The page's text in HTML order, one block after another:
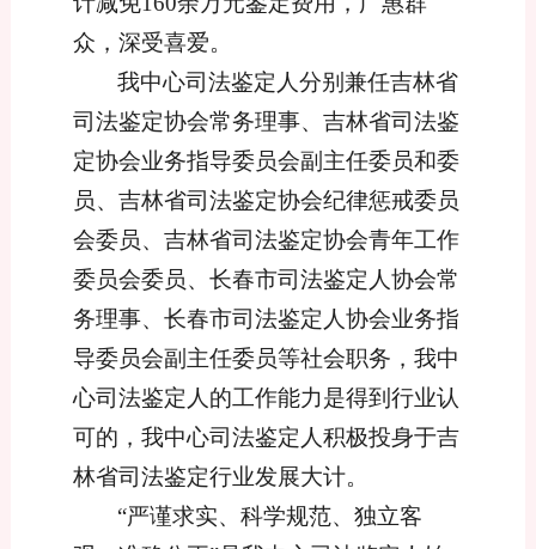
众，深受喜爱。
我中心司法鉴定人分别兼任吉林省
司法鉴定协会常务理事、吉林省司法鉴
定协会业务指导委员会副主任委员和委
员、吉林省司法鉴定协会纪律惩戒委员
会委员、吉林省司法鉴定协会青年工作
委员会委员、长春市司法鉴定人协会常
务理事、长春市司法鉴定人协会业务指
导委员会副主任委员等社会职务，我中
心司法鉴定人的工作能力是得到行业认
可的，我中心司法鉴定人积极投身于吉
林省司法鉴定行业发展大计。
“严谨求实、科学规范、独立客